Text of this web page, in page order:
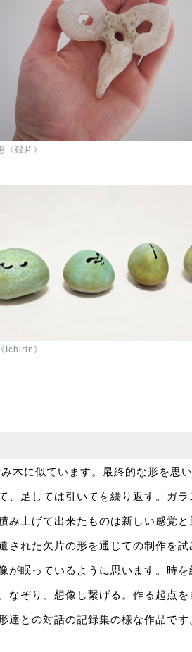
《残片》
Ichirin》
木に似ています。最終的な形を思
、足しては引いてを繰り返す。ガ
み上げて出来たものは新しい感覚と
された欠片の形を通じての制作を試
が眠っているように思います。時
なぞり、想像し繋げる。作る起点
達との対話の記録集の様な作品です